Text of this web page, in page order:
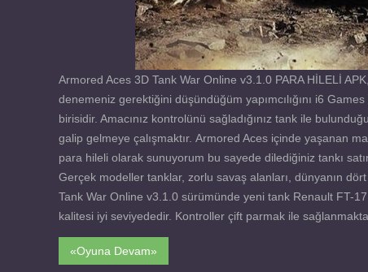
Armored Aces 3D Tank War Online v3.1.0 PARA HİLELİ
denemeniz gerektiğini düşündüğüm yapımcılığını i6
birisidir. Amacınız kontrolünü sağladığınız tank ile
galip gelmeye çalışmaktır. Armored Aces içinde yaşanan
para hileli olarak sunuyorum bu sayede dilediğiniz tankı
Gerçek modeller tanklar, zorlu savaş alanları, dünyanın
Tank War Online v3.1.0 sürümünde yeni tank Renault FT-
kalitesi iyi seviyededir. Kontroller çift parmak ile
«Oyuna Devam»